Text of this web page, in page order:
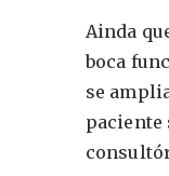
Ainda
boca
se
paciente